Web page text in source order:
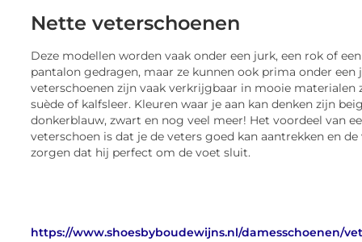
Nette veterschoenen
Deze modellen worden vaak onder een jurk, een rok of
pantalon gedragen, maar ze kunnen ook prima onder een
veterschoenen zijn vaak verkrijgbaar in mooie materialen
suède of kalfsleer. Kleuren waar je aan kan denken zijn
donkerblauw, zwart en nog veel meer! Het voordeel van
veterschoen is dat je de veters goed kan aantrekken en
zorgen dat hij perfect om de voet sluit.
https://www.shoesbyboudewijns.nl/damesschoenen/